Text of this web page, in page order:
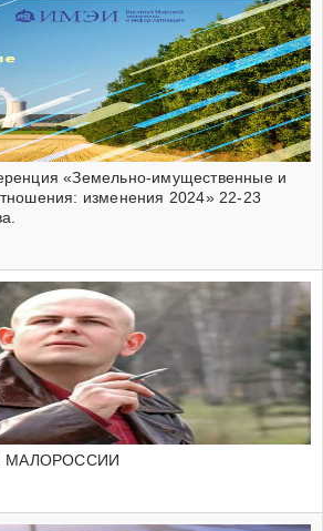
«Земельно-имущественные и
изменения 2024» 22-23